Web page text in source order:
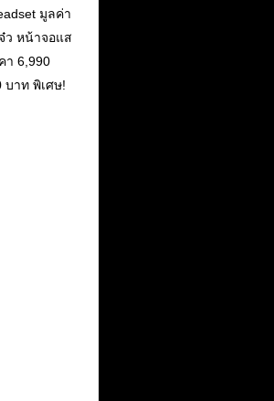
มูลค่า
ว หน้าจอแส
า 6,990
บาท พิเศษ!